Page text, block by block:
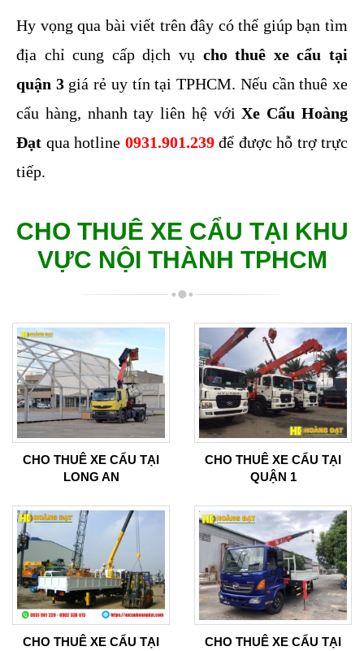
Hy vọng qua bài viết trên đây có thể giúp bạn tìm
địa chỉ cung cấp dịch vụ cho thuê xe cẩu tại
quận 3 giá rẻ uy tín tại TPHCM. Nếu cần thuê xe
cẩu hàng, nhanh tay liên hệ với Xe Cẩu Hoàng
Đạt qua hotline 0931.901.239 để được hỗ trợ trực
tiếp.
CHO THUÊ XE CẨU TẠI KHU
VỰC NỘI THÀNH TPHCM
CHO THUÊ XE CẨU TẠI
LONG AN
CHO THUÊ XE CẨU TẠI
QUẬN 1
CHO THUÊ XE CẨU TẠI
CHO THUÊ XE CẨU TẠI